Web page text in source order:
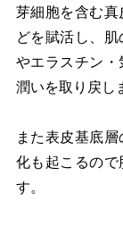
芽細胞を含む
どを賦活し、
やエラスチン・
潤いを取り戻し
また表皮基底
化も起こるの
す。